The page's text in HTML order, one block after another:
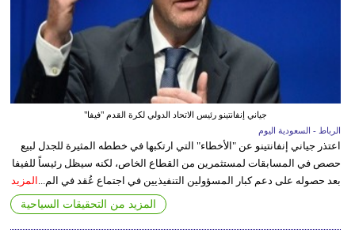
جياني إنفانتينو رئيس الاتحاد الدولي لكرة القدم "فيفا"
الرباط - السعودية اليوم
اعتذر جياني إنفانتينو عن "الأخطاء" التي ارتكبها في خططه المثيرة للجدل لبيع
حصص في المسابقات لمستثمرين من القطاع الخاص، لكنه سيظل رئيساً للفيفا
بعد حصوله على دعم كبار المسؤولين التنفيذيين في اجتماع عُقد في الم... المزيد
المزيد من التحقيقات السياحية